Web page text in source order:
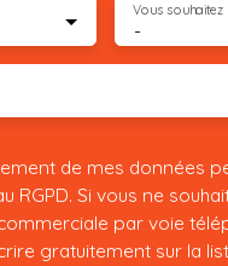
-
Vous souhaitez
de mes données
RGPD. Si vous ne
par voie
gratuitement sur la